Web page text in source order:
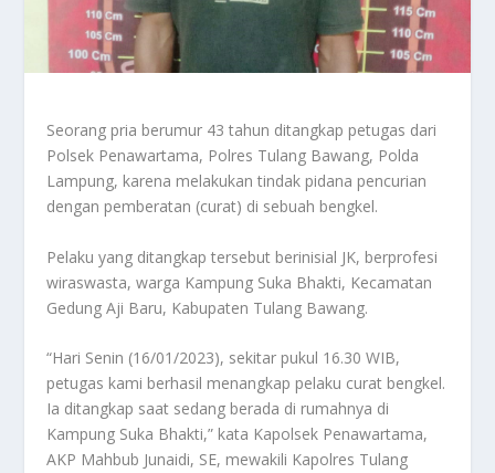
Seorang pria berumur 43 tahun ditangkap petugas dari
Polsek Penawartama, Polres Tulang Bawang, Polda
Lampung, karena melakukan tindak pidana pencurian
dengan pemberatan (curat) di sebuah bengkel.
Pelaku yang ditangkap tersebut berinisial JK, berprofesi
wiraswasta, warga Kampung Suka Bhakti, Kecamatan
Gedung Aji Baru, Kabupaten Tulang Bawang.
“Hari Senin (16/01/2023), sekitar pukul 16.30 WIB,
petugas kami berhasil menangkap pelaku curat bengkel.
Ia ditangkap saat sedang berada di rumahnya di
Kampung Suka Bhakti,” kata Kapolsek Penawartama,
AKP Mahbub Junaidi, SE, mewakili Kapolres Tulang